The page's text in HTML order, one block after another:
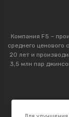
Компания F5 –
среднего
20 лет и
3,5 млн пар